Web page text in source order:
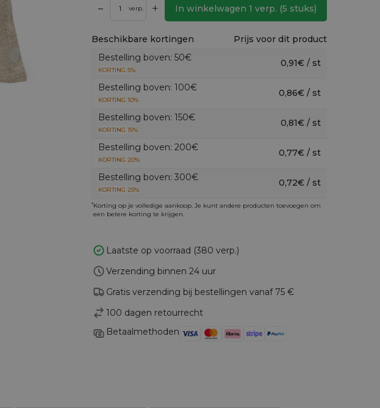
– verp. + In winkelwagen 1 verp. (5 stuks)
Beschikbare kortingen
Prijs voor dit product
Bestelling boven: 50€
KORTING 5%
0,91€ / st
Bestelling boven: 100€
KORTING 10%
0,86€ / st
Bestelling boven: 150€
KORTING 15%
0,81€ / st
Bestelling boven: 200€
KORTING 20%
0,77€ / st
Bestelling boven: 300€
KORTING 25%
0,72€ / st
*Korting op je volledige aankoop. Je kunt andere producten toevoegen om
een betere korting te krijgen.
Laatste op voorraad (380 verp.)
Verzending binnen 24 uur
Gratis verzending bij bestellingen vanaf 75 €
100 dagen retourrecht
Betaalmethoden